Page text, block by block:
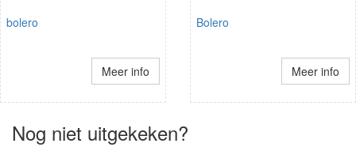
bolero
Meer info
Bolero
Meer info
Nog niet uitgekeken?